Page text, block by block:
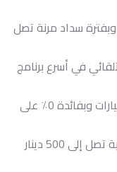
25 ألف دينار وبفترة سداد مرنة تصل
في أسرع برنامج
خصومات حصرية لدى أبرز وكالات السيارات وبفائدة 0٪ على
المتقاعدون يحصلون على هدية فورية تصل إلى 500 دينار